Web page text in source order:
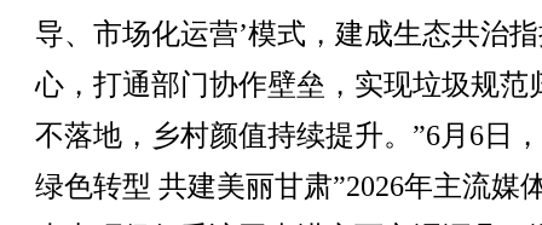
导、市场化运营’模式，建成生态共治
心，打通部门协作壁垒，实现垃圾规范
不落地，乡村颜值持续提升。”6月6日
绿色转型 共建美丽甘肃”2026年主流媒